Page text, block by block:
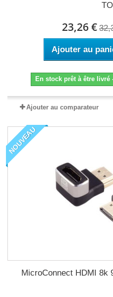
23,26 €
Ajouter au
En stock prêt à être
Ajouter au comparateur
NOUVEAU
MicroConnect HDMI 8k